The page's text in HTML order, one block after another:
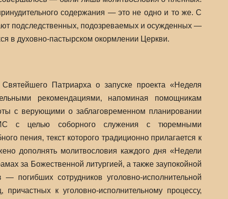
содержания — это не одно и то же. С
подследственных, подозреваемых и осужденных —
в духовно-пастырском окормлении Церкви.
Патриарха о запуске проекта «Неделя
рекомендациями, напоминая помощникам
с верующими о заблаговременном планировании
с целью соборного служения с тюремными
пения, текст которого традиционно прилагается к
дополнять молитвословия каждого дня «Недели
за Божественной литургией, а также заупокойной
сотрудников уголовно-исполнительной
к уголовно-исполнительному процессу,